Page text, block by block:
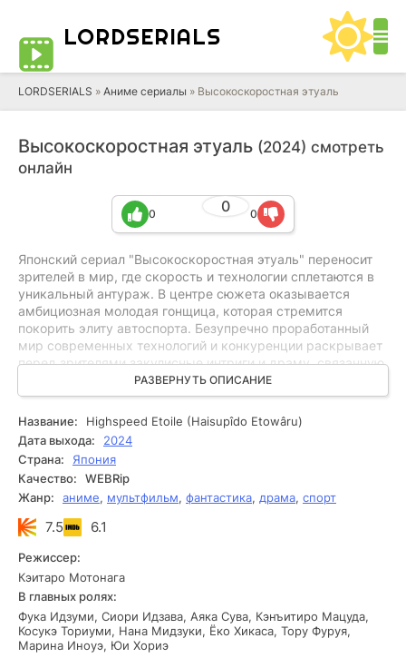
LORDSERIALS
LORDSERIALS » Аниме сериалы » Высокоскоростная этуаль
Высокоскоростная этуаль (2024) смотреть
онлайн
0
0 0
Японский сериал "Высокоскоростная этуаль" переносит
зрителей в мир, где скорость и технологии сплетаются в
уникальный антураж. В центре сюжета оказывается
амбициозная молодая гонщица, которая стремится
покорить элиту автоспорта. Безупречно проработанный
мир современных технологий и конкуренции раскрывает
перед зрителями закулисные интриги и драму, связанную
с высокими скоростями и грандиозными
соревнованиями. Атмосфера сериала пронизана
напряжением и адреналином, а каждый новый поворот
сюжета держит зрителя в напряжении. Интрига
усиливается с появлением загадочного союзника,
который открывает перед героиней новые горизонты и
заставляет её пересмотреть свои цели и жизненные
ценности.
РАЗВЕРНУТЬ ОПИСАНИЕ
Название:
Highspeed Etoile (Haisupîdo Etowâru)
Дата выхода:
2024
Страна:
Япония
Качество:
WEBRip
Жанр:
аниме, мультфильм, фантастика, драма, спорт
7.5 6.1
Режиссер:
Кэитаро Мотонага
В главных ролях:
Фука Идзуми, Сиори Идзава, Аяка Сува, Кэнъитиро Мацуда,
Косукэ Ториуми, Нана Мидзуки, Ёко Хикаса, Тору Фуруя,
Марина Иноуэ, Юи Хориэ